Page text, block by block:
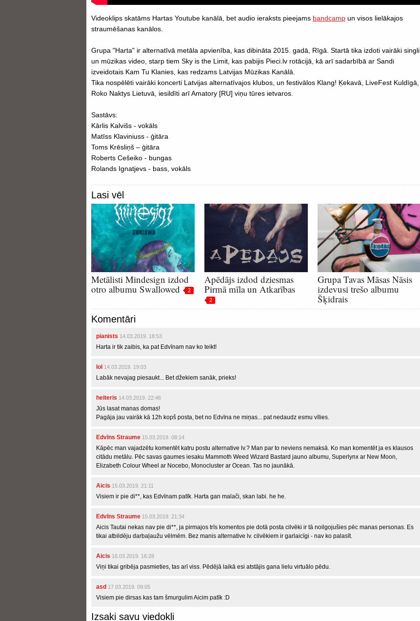
Videoklips skatāms Hartas Youtube kanālā, bet audio ieraksts pieejams bandcamp un visos lielākajos
straumēšanas kanālos.
Grupa "Harta" ir alternatīvā metāla apvienība, kas dibināta 2015. gadā, Rīgā. Startā tika izdoti vairāki singli
un mūzikas video, starp tiem Sky is the Limit, kas pabijis Pieci.lv rotācijā, kā arī sadarbībā ar Sandi
izveidotais Kam Tu Klanies, kas redzams Latvijas Mūzikas Kanālā.
Tika nospēlēti vairāki koncerti Latvijas alternatīvajos klubos, un festivālos Klang! Ķekavā, LiveFest Kuldīgā,
Roko Naktys Lietuvā, iesildīti arī Amatory [RU] viņu tūres ietvaros.
Sastāvs:
Kārlis Kalvišs - vokāls
Matīss Klaviniuss - ģitāra
Toms Krēsliņš – ģitāra
Roberts Cešeiko - bungas
Rolands Ignatjevs - bass, vokāls
Lasi vēl
Metālisti Mindesign izdod
otro albumu Swallowed
2
Apēdājs izdod dziesmas
Pirmā mīla un Atkarības
2
Grupa Tavas Māsas Nāsis
izdevusi trešo albumu
Šķidrais
Komentāri
pianists 14.03.2019. 18:53
Harta ir tik zaibis, ka pat Edvīnam nav ko teikt!
lol 14.03.2019. 19:03
Labāk nevajag piesaukt... Bet džekiem sanāk, prieks!
heiteris 14.03.2019. 22:46
Jūs lasat manas domas!
Pagāja jau vairāk kā 12h kopš posta, bet no Edvīna ne miņas... pat nedaudz esmu vīlies.
Edvīns Straume 15.03.2019. 08:14
Kāpēc man vajadzētu komentēt katru postu alternative lv.? Man par to neviens nemaksā. Ko man komentēt ja es klausos
citādu metālu. Pēc savas gaumes iesaku Mammoth Weed Wizard Bastard jauno albumu, Superlynx ar New Moon,
Elizabeth Colour Wheel ar Nocebo, Monocluster ar Ocean. Tas no jaunākā.
Aicis 15.03.2019. 21:11
Visiem ir pie di**, kas Edvīnam patīk. Harta gan malači, skan labi. he he.
Edvīns Straume 15.03.2019. 21:34
Aicis Tautai nekas nav pie di**, ja pirmajos trīs komentos pie dotā posta cilvēki ir tā noilgojušies pēc manas personas. Es
tikai atbildēju darbaļaužu vēlmēm. Bez manis alternative lv. cilvēkiem ir garlaicīgi - nav ko palasīt.
Aicis 16.03.2019. 16:28
Viņi tikai gribēja pasmieties, tas arī viss. Pēdējā laikā esi atstājis gana lielu virtuālo pēdu.
asd 17.03.2019. 09:05
Visiem pie dirsas kas tam šmurgulim Aicim patīk :D
Izsaki savu viedokli